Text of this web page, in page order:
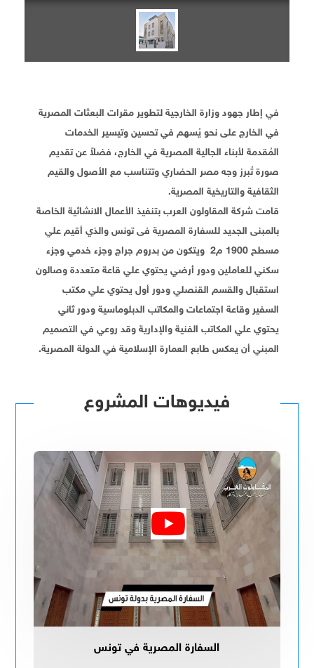
في إطار جهود وزارة الخارجية لتطوير مقرات البعثات المصرية
في الخارج على نحو يُسهم في تحسين وتيسير الخدمات
المُقدمة لأبناء الجالية المصرية في الخارج، فضلاً عن تقديم
صورة تُبرز وجه مصر الحضاري وتتناسب مع الأصول والقيم
الثقافية والتاريخية المصرية.
قامت شركة المقاولون العرب بتنفيذ الأعمال الانشائية الخاصة
بالمبنى الجديد للسفارة المصرية فى تونس والذي أقيم علي
مسطح 1900 م2 ويتكون من بدروم جراج وجزء خدمي وجزء
سكني للعاملين ودور أرضي يحتوي علي قاعة متعددة وصالون
استقبال والقسم القنصلي ودور أول يحتوي علي مكتب
السفير وقاعة اجتماعات والمكاتب الدبلوماسية ودور ثاني
يحتوي علي المكاتب الفنية والإدارية وقد روعي في التصميم
المبني أن يعكس طابع العمارة الإسلامية في الدولة المصرية.
فيديوهات المشروع
السفارة المصرية في تونس